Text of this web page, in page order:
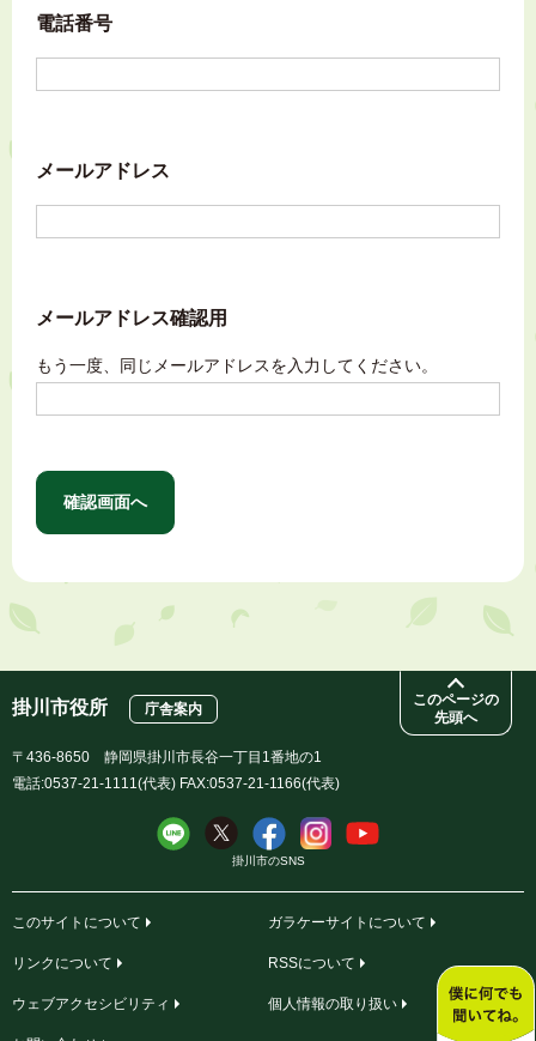
電話番号
メールアドレス
メールアドレス確認用
もう一度、同じメールアドレスを入力してください。
このページの
先頭へ
掛川市役所 庁舎案内
〒436-8650 静岡県掛川市長谷一丁目1番地の1
電話:0537-21-1111(代表) FAX:0537-21-1166(代表)
掛川市のSNS
このサイトについて ガラケーサイトについて
リンクについて RSSについて
ウェブアクセシビリティ 個人情報の取り扱い